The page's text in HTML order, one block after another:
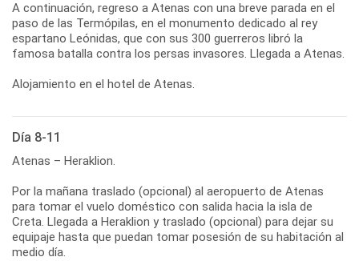
A continuación, regreso a Atenas con una breve parada en el
paso de las Termópilas, en el monumento dedicado al rey
espartano Leónidas, que con sus 300 guerreros libró la
famosa batalla contra los persas invasores. Llegada a Atenas.
Alojamiento en el hotel de Atenas.
Día 8-11
Atenas – Heraklion.
Por la mañana traslado (opcional) al aeropuerto de Atenas
para tomar el vuelo doméstico con salida hacia la isla de
Creta. Llegada a Heraklion y traslado (opcional) para dejar su
equipaje hasta que puedan tomar posesión de su habitación al
medio día.